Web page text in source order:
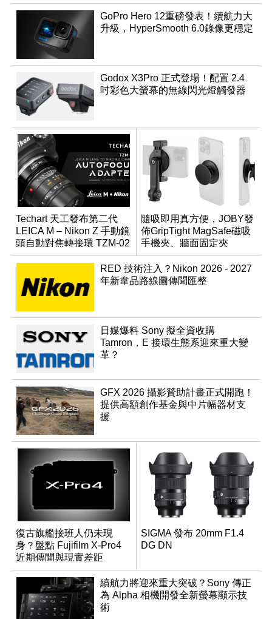
GoPro Hero 12重磅發表！續航力大
升級，HyperSmooth 6.0錄像更穩定
Godox X3Pro 正式登場！配置 2.4
吋彩色大螢幕的無線閃光燈觸發器
Techart 天工發布第二代
LEICA M – Nikon Z 手動鏡
頭自動對焦轉接環 TZM-02
隨吸即用真方便，JOBY發
佈GripTight MagSafe磁吸
手機夾、牆面固定夾
RED 技術注入？Nikon 2026 - 2027
年新韋品路線圖傳聞匯整
日媒爆料 Sony 擬全資收購
Tamron，E 接環生態系迎來重大變
革？
GFX 2026 攝影贊助計畫正式開跑！
提供高額創作基金與中片幅器材支
援
復古旗艦接班人仍未現
身？盤點 Fujifilm X-Pro4
近期傳聞與現實差距
SIGMA 發布 20mm F1.4
DG DN
續航力將迎來重大突破？Sony 傳正
為 Alpha 相機開發全新螢幕顯示技
術